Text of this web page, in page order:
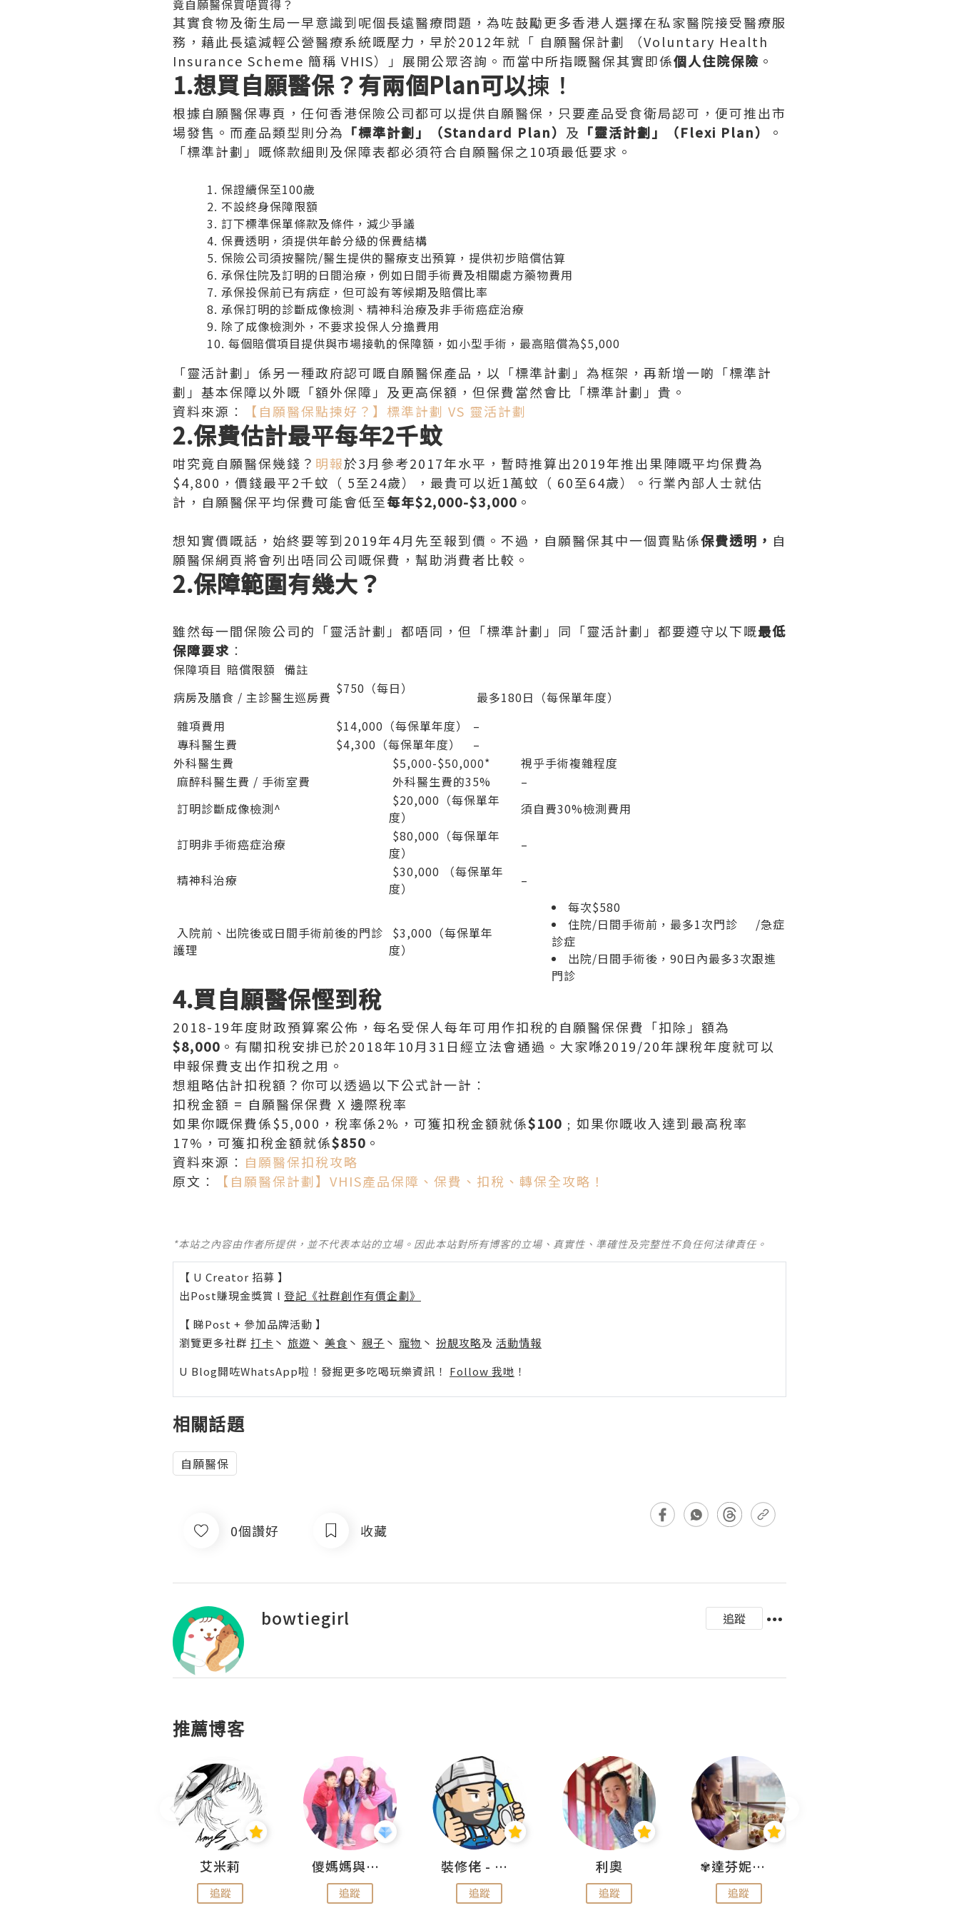
竟自願醫保買唔買得？
其實食物及衛生局一早意識到呢個長遠醫療問題，為咗鼓勵更多香港人選擇在私家醫院接受醫療服
務，藉此長遠減輕公營醫療系統嘅壓力，早於2012年就「 自願醫保計劃 （Voluntary Health
Insurance Scheme 簡稱 VHIS）」展開公眾咨詢。而當中所指嘅醫保其實即係個人住院保險 。
1.想買自願醫保？有兩個Plan可以揀！
根據自願醫保專頁，任何香港保險公司都可以提供自願醫保，只要產品受食衛局認可，便可推出市
場發售。而產品類型則分為 「標準計劃」（Standard Plan） 及 「靈活計劃」（Flexi Plan）
。
「標準計劃」嘅條款細則及保障表都必須符合自願醫保之10項最低要求。
保證續保至100歲
不設終身保障限額
訂下標準保單條款及條件，減少爭議
保費透明，須提供年齡分級的保費結構
保險公司須按醫院/醫生提供的醫療支出預算，提供初步賠償估算
承保住院及訂明的日間治療，例如日間手術費及相關處方藥物費用
承保投保前已有病症，但可設有等候期及賠償比率
承保訂明的診斷成像檢測、精神科治療及非手術癌症治療
除了成像檢測外，不要求投保人分擔費用
每個賠償項目提供與市場接軌的保障額，如小型手術，最高賠償為$5,000
「靈活計劃」係另一種政府認可嘅自願醫保產品，以「標準計劃」為框架，再新增一啲「標準計
劃」基本保障以外嘅「額外保障」及更高保額，但保費當然會比「標準計劃」貴。
資料來源︰
【自願醫保點揀好？】標準計劃 VS 靈活計劃
2.保費估計最平每年2千蚊
咁究竟自願醫保幾錢？ 明報於3月參考2017年水平，暫時推算出2019年推出果陣嘅平均保費為
$4,800，價錢最平2千蚊（ 5至24歲），最貴可以近1萬蚊（ 60至64歲）。行業內部人士就估
計，自願醫保平均保費可能會低至每年$2,000-$3,000 。
想知實價嘅話，始終要等到2019年4月先至報到價。不過，自願醫保其中一個賣點係保費透明， 自
願醫保網頁將會列出唔同公司嘅保費，幫助消費者比較。
2.保障範圍有幾大？
雖然每一間保險公司的「靈活計劃」都唔同，但「標準計劃」同「靈活計劃」都要遵守以下嘅最低
保障要求 ︰
保障項目 賠償限額
備註
病房及膳食 / 主診醫生巡房費
$750（每日）
最多180日（每保單年度）
雜項費用
$14,000（每保單年度）
–
專科醫生費
$4,300（每保單年度）
–
外科醫生費
$5,000-$50,000*
視乎手術複雜程度
麻醉科醫生費 / 手術室費
外科醫生費的35%
–
訂明診斷成像檢測^
$20,000（每保單年
度）
須自費30%檢測費用
訂明非手術癌症治療
$80,000（每保單年
度）
–
精神科治療
$30,000 （每保單年
度）
–
入院前、出院後或日間手術前後的門診
護理
$3,000（每保單年
度）
每次$580
住院/日間手術前，最多1次門診 /急症
診症
出院/日間手術後，90日內最多3次跟進
門診
4.買自願醫保慳到稅
2018-19年度財政預算案公佈，每名受保人每年可用作扣稅的自願醫保保費「扣除」額為
$8,000 。有關扣稅安排已於2018年10月31日經立法會通過。大家喺2019/20年課稅年度就可以
申報保費支出作扣稅之用。
想粗略估計扣稅額？你可以透過以下公式計一計︰
扣稅金額 = 自願醫保保費 X 邊際稅率
如果你嘅保費係$5,000，稅率係2%，可獲扣稅金額就係$100 ﹔如果你嘅收入達到最高稅率
17%，可獲扣稅金額就係$850 。
資料來源︰ 自願醫保扣稅攻略
原文︰
【自願醫保計劃】VHIS產品保障、保費、扣稅、轉保全攻略！
*本站之內容由作者所提供，並不代表本站的立場。因此本站對所有博客的立場、真實性、準確性及完整性不負任何法律責任。
【 U Creator 招募 】
出Post賺現金獎賞 l 登記《社群創作有價企劃》
【 睇Post + 參加品牌活動 】
瀏覽更多社群 打卡 丶 旅遊 丶 美食 丶 親子 丶 寵物 丶 扮靚攻略及 活動情報
U Blog開咗WhatsApp啦！發掘更多吃喝玩樂資訊！ Follow 我哋 ！
相關話題
自願醫保
0個讚好 收藏
bowtiegirl 追蹤
推薦博客
艾米莉
追蹤
儍媽媽與兩隻小魔怪之家
追蹤
裝修佬 - 香港一站式網上裝修平台
追蹤
利奧
追蹤
✾達芬妮•愛孩子•愛生活✾
追蹤